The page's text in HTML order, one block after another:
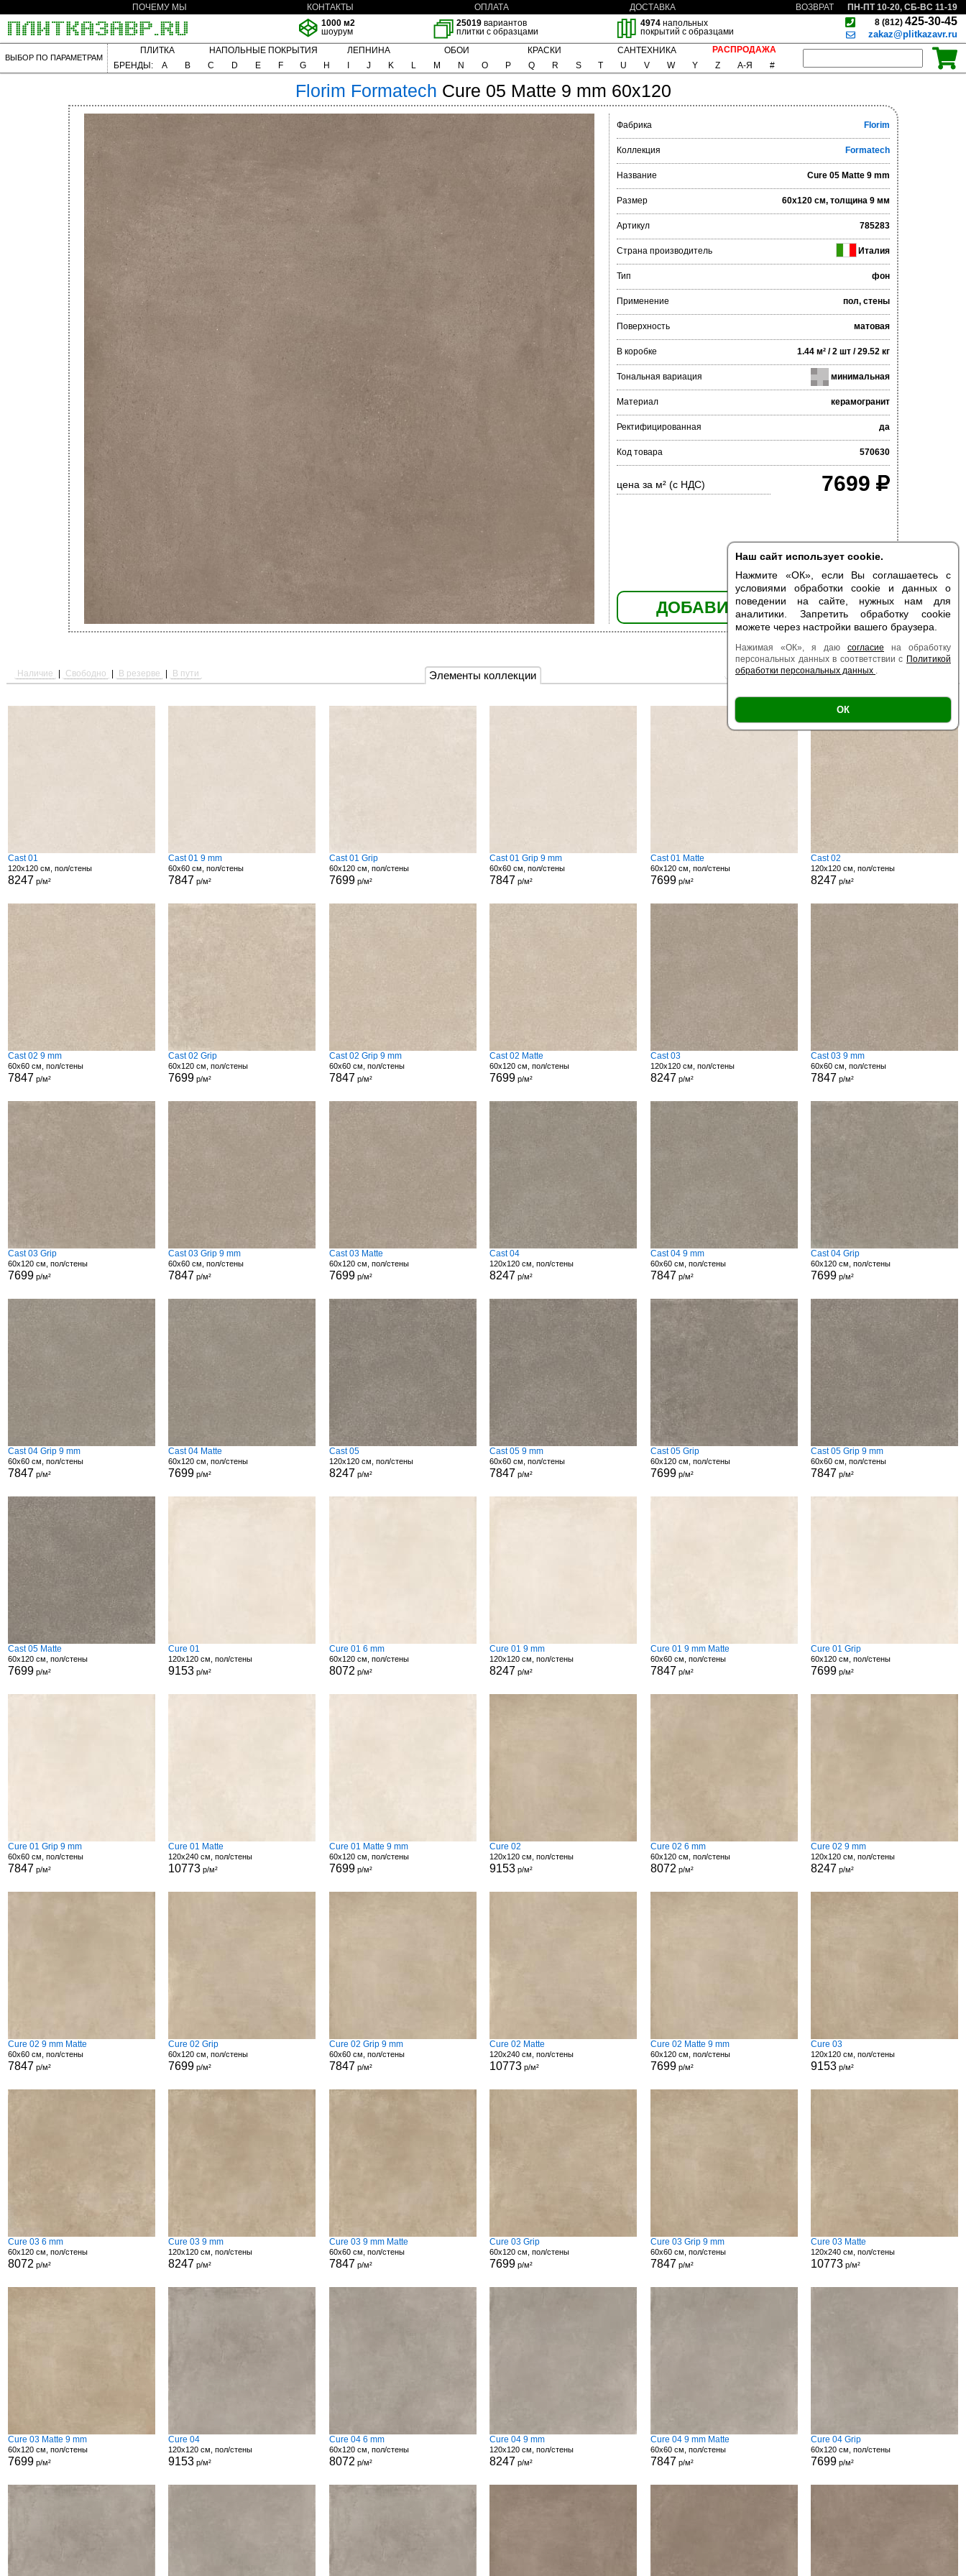
Наш сайт использует cookie.
Нажмите «ОК», если Вы соглашаетесь с
условиями обработки cookie и данных о
поведении на сайте, нужных нам для
аналитики. Запретить обработку cookie
можете через настройки вашего браузера.
Нажимая «ОК», я даю согласие на обработку
персональных данных в соответствии с Политикой
обработки персональных данных .
ОК
ПОЧЕМУ МЫ КОНТАКТЫ ОПЛАТА ДОСТАВКА ВОЗВРАТ
ПН-ПТ 10-20, СБ-ВС 11-19
1000 м2
шоурум
25019 вариантов
плитки с образцами
4974напольных
покрытий с образцами
8 (812) 425-30-45
zakaz@plitkazavr.ru
ВЫБОР ПО ПАРАМЕТРАМ
ПЛИТКА НАПОЛЬНЫЕ ПОКРЫТИЯ ЛЕПНИНА ОБОИ КРАСКИ САНТЕХНИКА
РАСПРОДАЖА
БРЕНДЫ:
A B C D E F G H J K L M N O P Q R S T U V W Y Z А-Я #
Florim Formatech Cure 05 Matte 9 mm 60x120
Фабрика Florim
Коллекция Formatech
Название Cure 05 Matte 9 mm
Размер 60x120 см, толщина 9 мм
Артикул 785283
Страна производитель Италия
Тип фон
Применение пол, стены
Поверхность матовая
В коробке 1.44 м² / 2 шт / 29.52 кг
Тональная вариация минимальная
Материал керамогранит
Ректифицированная да
Код товара 570630
цена за м² (с НДС) 7699
ДОБАВИТЬ В КОРЗИНУ
Элементы коллекции
Наличие Свободно В резерве В пути Есть образец | Поверхность |
Cast 01
120x120 см, пол/стены
8247 р/м²
Cast 01 9 mm
60x60 см, пол/стены
7847 р/м²
Cast 01 Grip
60x120 см, пол/стены
7699р/м²
Cast 01 Grip 9 mm
60x60 см, пол/стены
7847 р/м²
Cast 01 Matte
60x120 см, пол/стены
7699р/м²
Cast 02
120x120 см, пол/стены
8247 р/м²
Cast 02 9 mm
60x60 см, пол/стены
7847 р/м²
Cast 02 Grip
60x120 см, пол/стены
7699 р/м²
Cast 02 Grip 9 mm
60x60 см, пол/стены
7847 р/м²
Cast 02 Matte
60x120 см, пол/стены
7699 р/м²
Cast 03
120x120 см, пол/стены
8247 р/м²
Cast 03 9 mm
60x60 см, пол/стены
7847 р/м²
Cast 03 Grip
60x120 см, пол/стены
7699р/м²
Cast 03 Grip 9 mm
60x60 см, пол/стены
7847 р/м²
Cast 03 Matte
60x120 см, пол/стены
7699р/м²
Cast 04
120x120 см, пол/стены
8247 р/м²
Cast 04 9 mm
60x60 см, пол/стены
7847 р/м²
Cast 04 Grip
60x120 см, пол/стены
7699 р/м²
Cast 04 Grip 9 mm
60x60 см, пол/стены
7847 р/м²
Cast 04 Matte
60x120 см, пол/стены
7699 р/м²
Cast 05
120x120 см, пол/стены
8247 р/м²
Cast 05 9 mm
60x60 см, пол/стены
7847 р/м²
Cast 05 Grip
60x120 см, пол/стены
7699р/м²
Cast 05 Grip 9 mm
60x60 см, пол/стены
7847 р/м²
Cast 05 Matte
60x120 см, пол/стены
7699р/м²
Cure 01
120x120 см, пол/стены
9153 р/м²
Cure 01 6 mm
60x120 см, пол/стены
8072 р/м²
Cure 01 9 mm
120x120 см, пол/стены
8247 р/м²
Cure 01 9 mm Matte
60x60 см, пол/стены
7847 р/м²
Cure 01 Grip
60x120 см, пол/стены
7699 р/м²
Cure 01 Grip 9 mm
60x60 см, пол/стены
7847 р/м²
Cure 01 Matte
120x240 см, пол/стены
10773 р/м²
Cure 01 Matte 9 mm
60x120 см, пол/стены
7699р/м²
Cure 02
120x120 см, пол/стены
9153 р/м²
Cure 02 6 mm
60x120 см, пол/стены
8072 р/м²
Cure 02 9 mm
120x120 см, пол/стены
8247 р/м²
Cure 02 9 mm Matte
60x60 см, пол/стены
7847 р/м²
Cure 02 Grip
60x120 см, пол/стены
7699 р/м²
Cure 02 Grip 9 mm
60x60 см, пол/стены
7847 р/м²
Cure 02 Matte
120x240 см, пол/стены
10773 р/м²
Cure 02 Matte 9 mm
60x120 см, пол/стены
7699р/м²
Cure 03
120x120 см, пол/стены
9153 р/м²
Cure 03 6 mm
60x120 см, пол/стены
8072 р/м²
Cure 03 9 mm
120x120 см, пол/стены
8247 р/м²
Cure 03 9 mm Matte
60x60 см, пол/стены
7847 р/м²
Cure 03 Grip
60x120 см, пол/стены
7699 р/м²
Cure 03 Grip 9 mm
60x60 см, пол/стены
7847 р/м²
Cure 03 Matte
120x240 см, пол/стены
10773 р/м²
Cure 03 Matte 9 mm
60x120 см, пол/стены
7699р/м²
Cure 04
120x120 см, пол/стены
9153 р/м²
Cure 04 6 mm
60x120 см, пол/стены
8072 р/м²
Cure 04 9 mm
120x120 см, пол/стены
8247 р/м²
Cure 04 9 mm Matte
60x60 см, пол/стены
7847 р/м²
Cure 04 Grip
60x120 см, пол/стены
7699 р/м²